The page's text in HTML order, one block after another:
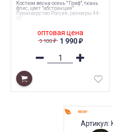
Костюм весна-осень " Гриф", ткань
флис, цвет "абстракция" .
Производство Россия, размеры 44-
62.
оптовая цена
5 100₽ 1 990 ₽
NEW!
Артикул: